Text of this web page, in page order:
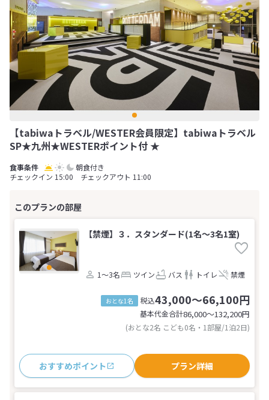
【tabiwaトラベル/WESTER会員限定】tabiwaトラベル
SP★九州★WESTERポイント付 ★
朝食付き
チェックイン 15:00 チェックアウト 11:00
【禁煙】３．スタンダード(1名～3名1室)
1～3名 ツイン バス トイレ 禁煙
おとな1名 税込43,000～66,100円
基本代金合計86,000〜132,200円
(おとな2名 こども0名・1部屋/1泊2日)
おすすめポイント プラン詳細